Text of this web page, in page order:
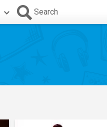
Search